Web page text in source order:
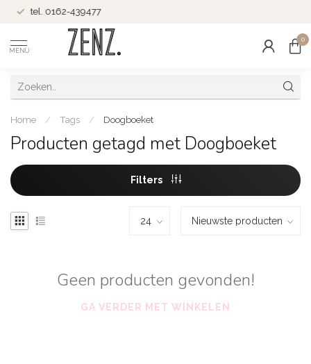
tel. 0162-439477
MENU
0
Home / Tags / Doogboeket
Producten getagd met Doogboeket
Filters
Geen producten gevonden!
GA VERDER MET WINKELEN